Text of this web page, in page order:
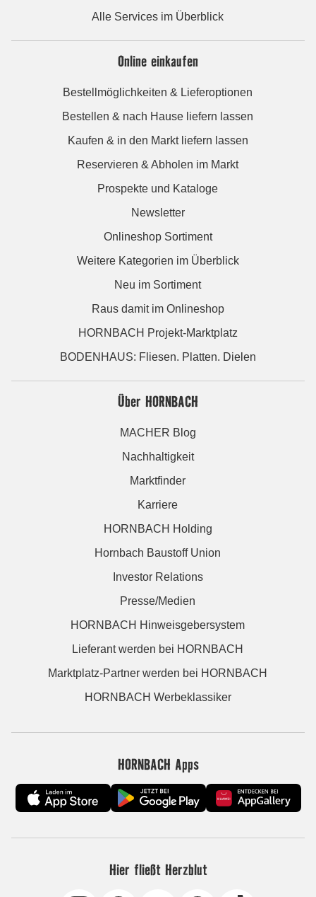
Alle Services im Überblick
Online einkaufen
Bestellmöglichkeiten & Lieferoptionen
Bestellen & nach Hause liefern lassen
Kaufen & in den Markt liefern lassen
Reservieren & Abholen im Markt
Prospekte und Kataloge
Newsletter
Onlineshop Sortiment
Weitere Kategorien im Überblick
Neu im Sortiment
Raus damit im Onlineshop
HORNBACH Projekt-Marktplatz
BODENHAUS: Fliesen. Platten. Dielen
Über HORNBACH
MACHER Blog
Nachhaltigkeit
Marktfinder
Karriere
HORNBACH Holding
Hornbach Baustoff Union
Investor Relations
Presse/Medien
HORNBACH Hinweisgebersystem
Lieferant werden bei HORNBACH
Marktplatz-Partner werden bei HORNBACH
HORNBACH Werbeklassiker
HORNBACH Apps
Hier fließt Herzblut